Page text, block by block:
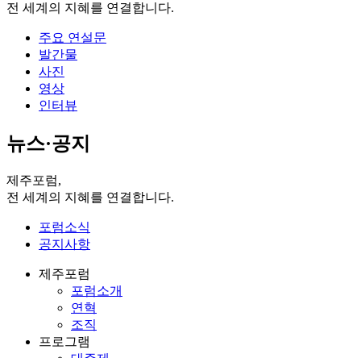
전 세계의 지혜를 연결합니다.
주요 연설문
발간물
사진
영상
인터뷰
뉴스·공지
제주포럼,
전 세계의 지혜를 연결합니다.
포럼소식
공지사항
제주포럼
포럼소개
연혁
조직
프로그램